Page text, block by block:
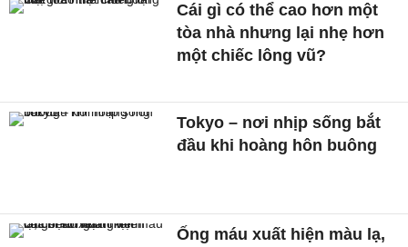
Cái gì có thể cao hơn một
tòa nhà nhưng lại nhẹ hơn
một chiếc lông vũ?
Tokyo – nơi nhịp sống bắt
đầu khi hoàng hôn buông
Ống máu xuất hiện màu lạ,